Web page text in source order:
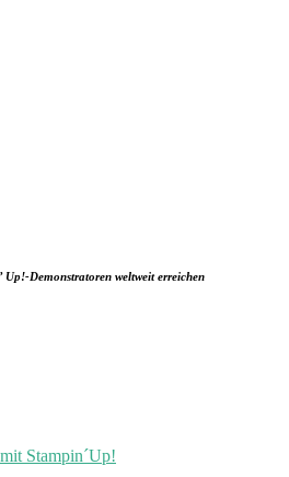
Up!-Demonstratoren weltweit erreichen
Stampin´Up!